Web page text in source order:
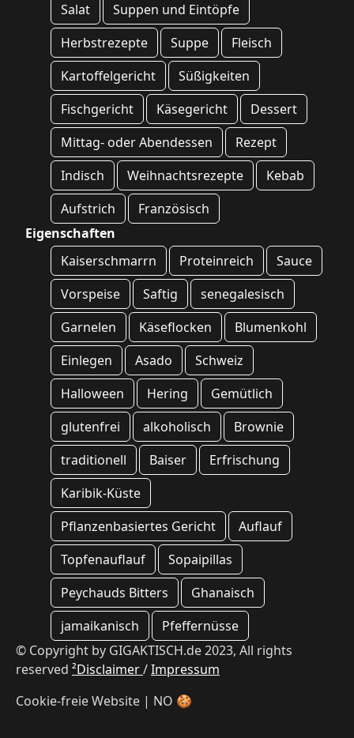
Salat
Suppen und Eintöpfe
Herbstrezepte
Suppe
Fleisch
Kartoffelgericht
Süßigkeiten
Fischgericht
Käsegericht
Dessert
Mittag- oder Abendessen
Rezept
Indisch
Weihnachtsrezepte
Kebab
Aufstrich
Französisch
Eigenschaften
Kaiserschmarrn
Proteinreich
Sauce
Vorspeise
Saftig
senegalesisch
Garnelen
Käseflocken
Blumenkohl
Einlegen
Asado
Schweiz
Halloween
Hering
Gemütlich
glutenfrei
alkoholisch
Brownie
traditionell
Baiser
Erfrischung
Karibik-Küste
Pflanzenbasiertes Gericht
Auflauf
Topfenauflauf
Sopaipillas
Peychauds Bitters
Ghanaisch
jamaikanisch
Pfeffernüsse
© Copyright by GIGAKTISCH.de 2023, All rights
reserved ²Disclaimer/Impressum
Cookie-freie Website | NO 🍪